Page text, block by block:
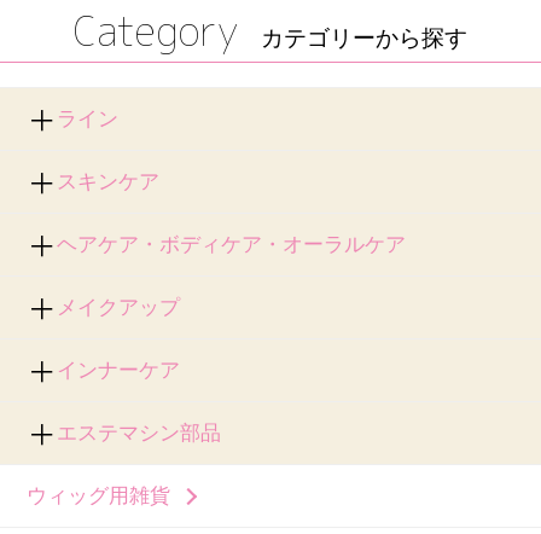
Category カテゴリーから探す
ライン
スキンケア
ヘアケア・ボディケア・オーラルケア
メイクアップ
インナーケア
エステマシン部品
ウィッグ用雑貨